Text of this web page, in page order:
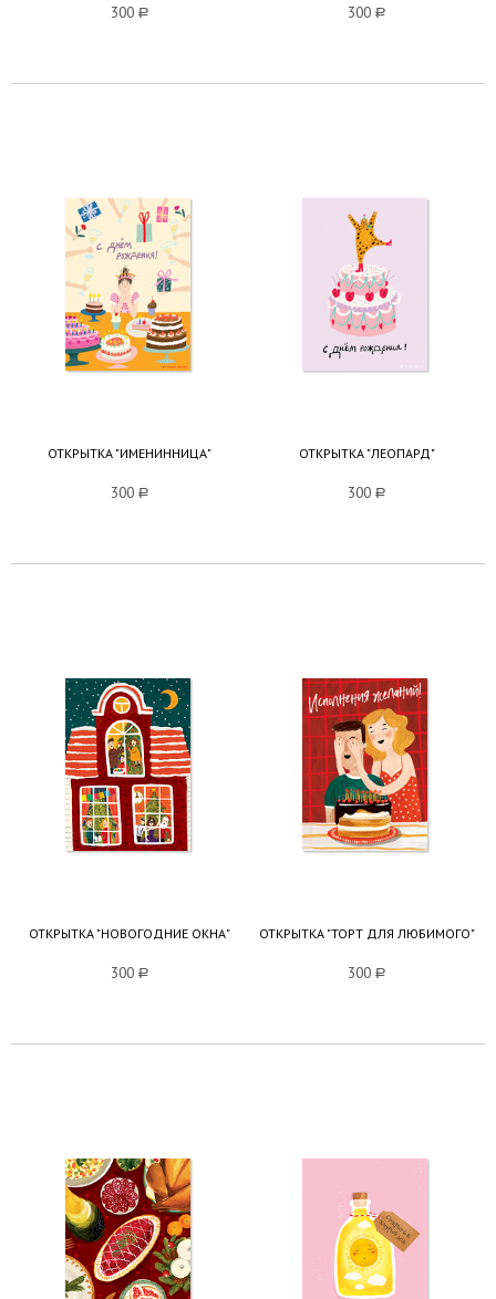
300 a 300 a
ОТКРЫТКА "ИМЕНИННИЦА"
300 a
ОТКРЫТКА "ЛЕОПАРД"
300 a
ОТКРЫТКА "НОВОГОДНИЕ ОКНА"
300 a
ОТКРЫТКА "ТОРТ ДЛЯ ЛЮБИМОГО"
300 a